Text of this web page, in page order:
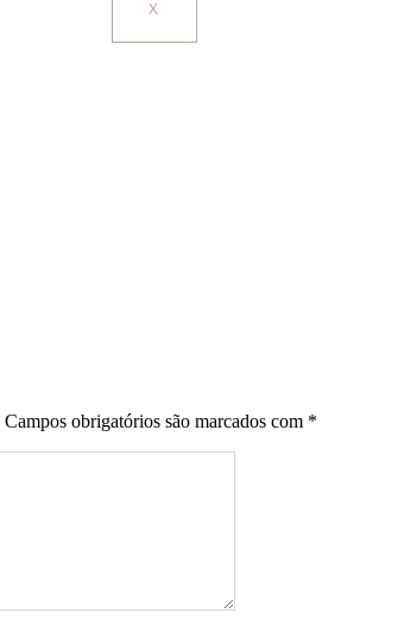
X
Campos obrigatórios são marcados com *